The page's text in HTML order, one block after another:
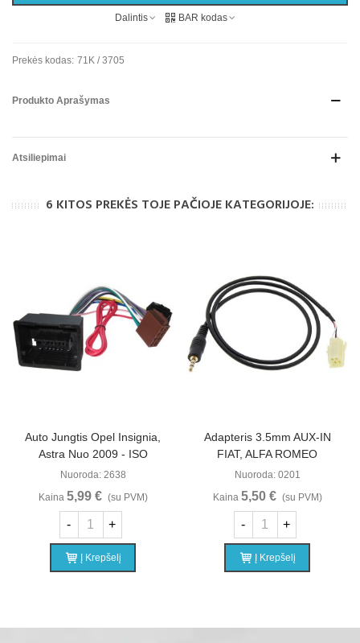
Dalintis BAR kodas
Prekės kodas: 71K / 3705
Produkto Aprašymas
Atsiliepimai
6 KITOS PREKĖS TOJE PAČIOJE KATEGORIJOJE:
Auto Jungtis Opel Insignia,
Astra Nuo 2009 - ISO
Nuoroda: 2638
Kaina 5,99 € (su PVM)
- +
Į Krepšelį
Adapteris 3.5mm AUX-IN
FIAT, ALFA ROMEO
Nuoroda: 0201
Kaina 5,50 € (su PVM)
- +
Į Krepšelį